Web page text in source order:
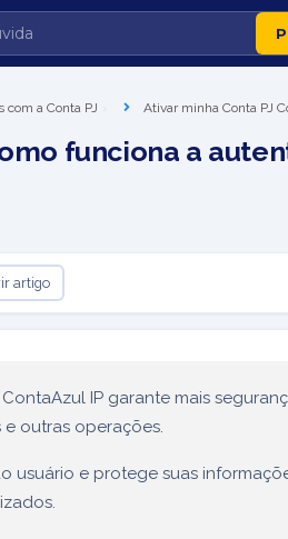
com a Conta PJ Ativar minha Conta PJ
funciona a
artigo
IP garante mais
outras operações.
usuário e protege suas